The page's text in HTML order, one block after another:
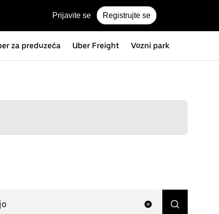
Prijavite se Registrujte se
za preduzeća Uber Freight Vozni park